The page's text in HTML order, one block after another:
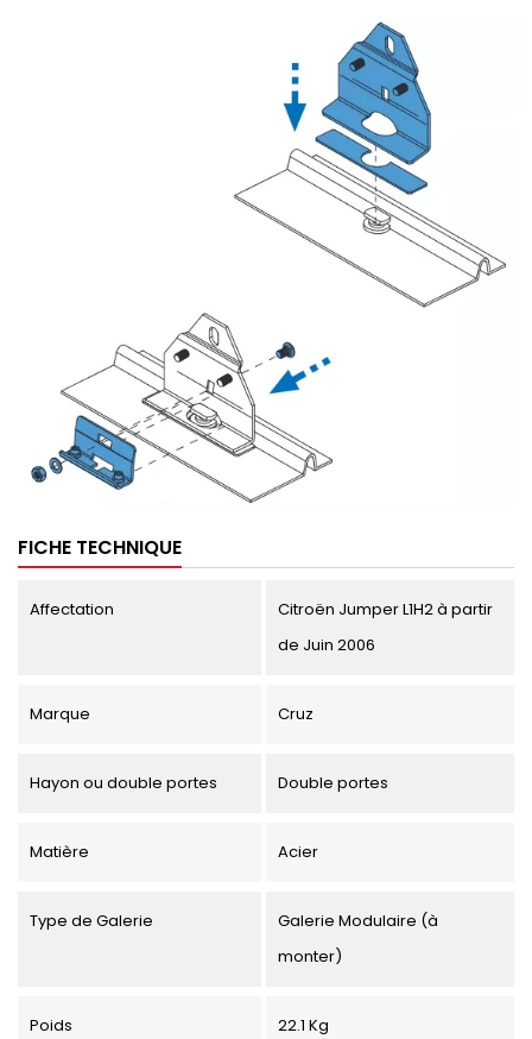
FICHE TECHNIQUE
Affectation
Citroën Jumper L1H2 à partir
de Juin 2006
Marque Cruz
Hayon ou double portes Double portes
Matière Acier
Type de Galerie
Galerie Modulaire (à
monter)
Poids 22.1 Kg